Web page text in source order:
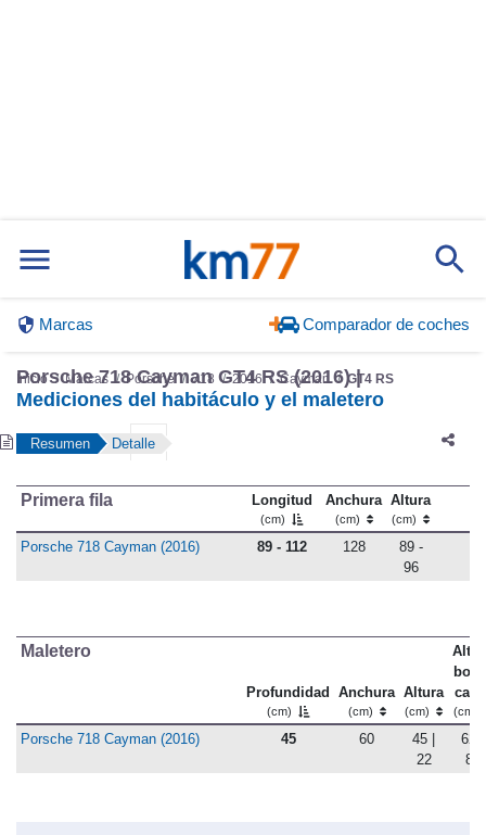
Marcas Comparador de coches
Inicio Marcas Porsche 718 2016 Cayman GT4 RS
Porsche 718 Cayman GT4 RS (2016) |
Mediciones del habitáculo y el maletero
Resumen Detalle
Primera fila Longitud
(cm)
Anchura
(cm)
Altura
(cm)
Porsche 718 Cayman (2016) 89 - 112 128
89 -
96
Maletero
Profundidad
(cm)
Anchura
(cm)
Altura
(cm) (cm)
Porsche 718 Cayman (2016) 45 60
45 |
22
62 |
83